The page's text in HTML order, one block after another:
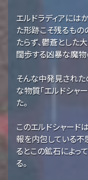
エルドラディアには
た形跡こそ残るもの
たらず、鬱蒼とし
闊歩する凶暴な魔物
そんな中発見され
な物質「エルドシャ
た。
このエルドシャー
報を内包している不
るとこの鉱石によっ
る。